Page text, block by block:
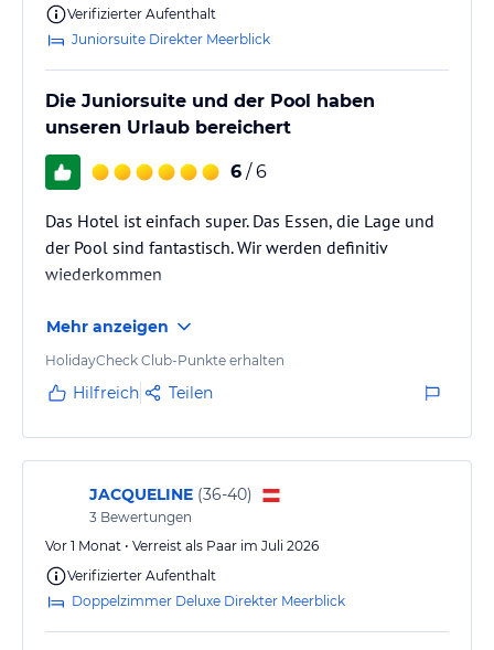
- Multifunktionsplatz für Tennis, Basketball, Minifußball
- Tauchausflüge*
(*) Zusätzliche Gebühren können anfallen
Sonstige Einrichtungen und Services
ANDERE DIENSTLEISTUNGEN
- 24-Stunden-Rezeption
o Einchecken: 15:00 Uhr.
o Auschecken: 11:00 Uhr
- Tresor
- Garten
- Schwimmbad
- Banketteinrichtungen*
- Hochzeitsservice*
- Kostenloses Wi-Fi im gesamten Resort
(*) Es können zusätzliche Gebühren anfallen.
Hinweis: Allgemeine und unverbindliche
Hoteliers-/Veranstalter-/Kataloginformationen. Alle Angaben
Verifizierter Aufenthalt
Juniorsuite Direkter Meerblick
Die Juniorsuite und der Pool haben
unseren Urlaub bereichert
6 / 6
Das Hotel ist einfach super. Das Essen, die Lage und
der Pool sind fantastisch. Wir werden definitiv
wiederkommen
Mehr anzeigen
HolidayCheck Club-Punkte erhalten
Hilfreich Teilen
JACQUELINE (36-40)
3 Bewertungen
Vor 1 Monat • Verreist als Paar im Juli 2026
Verifizierter Aufenthalt
Doppelzimmer Deluxe Direkter Meerblick